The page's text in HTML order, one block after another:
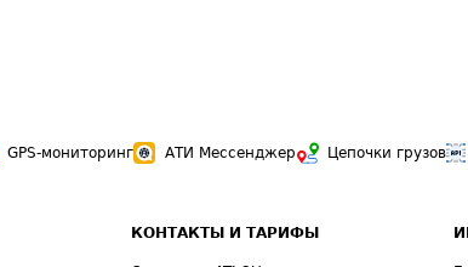
GPS-мониторинг АТИ Мессенджер Цепочки грузов
КОНТАКТЫ И ТАРИФЫ